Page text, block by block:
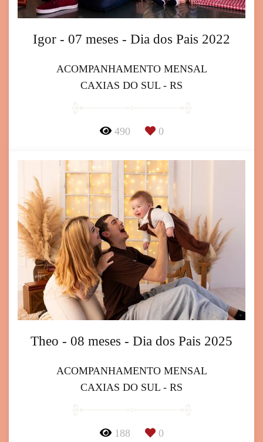
Igor - 07 meses - Dia dos Pais 2022
ACOMPANHAMENTO MENSAL
CAXIAS DO SUL - RS
490 0
Theo - 08 meses - Dia dos Pais 2025
ACOMPANHAMENTO MENSAL
CAXIAS DO SUL - RS
188 0